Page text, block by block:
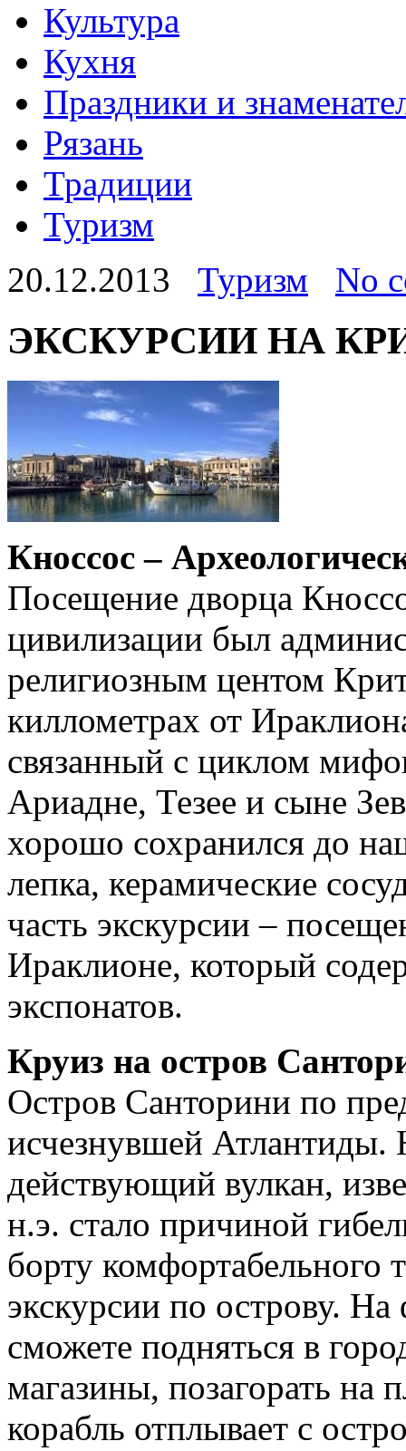
Культура
Кухня
Праздники и
Рязань
Традиции
Туризм
20.12.2013
Туризм No
ЭКСКУРСИИ НА
Кноссос –
Посещение дворца
цивилизации был
религиозным центом
киллометрах от
связанный с циклом
Ариадне, Тезее и сыне
хорошо сохранился до
лепка, керамические
часть экскурсии –
Ираклионе, который
экспонатов.
Круиз на остров
Остров Санторини по
исчезнувшей Атлантиды.
действующий вулкан,
н.э. стало причиной
борту комфортабельного
экскурсии по острову.
сможете подняться в
магазины, позагорать
корабль отплывает с